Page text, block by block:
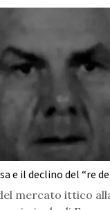
e il declino del “re
mercato ittico